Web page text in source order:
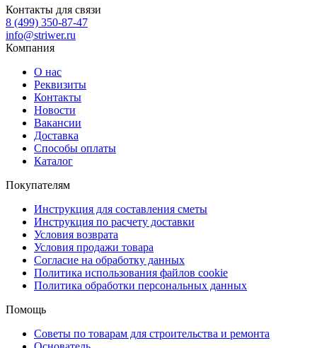
Контакты для связи
8 (499) 350-87-47
info@striwer.ru
Компания
О нас
Реквизиты
Контакты
Новости
Вакансии
Доставка
Способы оплаты
Каталог
Покупателям
Инструкция для составления сметы
Инструкция по расчету доставки
Условия возврата
Условия продажи товара
Согласие на обработку данных
Политика использования файлов cookie
Политика обработки персональных данных
Помощь
Советы по товарам для строительства и ремонта